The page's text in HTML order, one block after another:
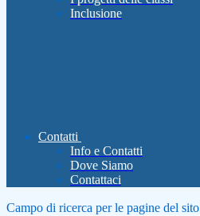
Inclusione
Contatti
Info e Contatti
Dove Siamo
Contattaci
Campo di ricerca per le pagine del sito